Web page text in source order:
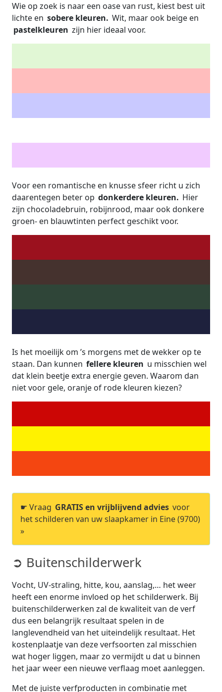
Wie op zoek is naar een oase van rust, kiest best uit
lichte en sobere kleuren. Wit, maar ook beige en
pastelkleuren zijn hier ideaal voor.
Voor een romantische en knusse sfeer richt u zich
daarentegen beter op donkerdere kleuren. Hier
zijn chocoladebruin, robijnrood, maar ook donkere
groen- en blauwtinten perfect geschikt voor.
Is het moeilijk om ’s morgens met de wekker op te
staan. Dan kunnen fellere kleuren u misschien wel
dat klein beetje extra energie geven. Waarom dan
niet voor gele, oranje of rode kleuren kiezen?
☛ Vraag GRATIS en vrijblijvend advies voor
het schilderen van uw slaapkamer in Eine (9700)
»
➲ Buitenschilderwerk
Vocht, UV-straling, hitte, kou, aanslag,… het weer
heeft een enorme invloed op het schilderwerk. Bij
buitenschilderwerken zal de kwaliteit van de verf
dus een belangrijk resultaat spelen in de
langlevendheid van het uiteindelijk resultaat. Het
kostenplaatje van deze verfsoorten zal misschien
wat hoger liggen, maar zo vermijdt u dat u binnen
het jaar weer een nieuwe verflaag moet aanleggen.
Met de juiste verfproducten in combinatie met